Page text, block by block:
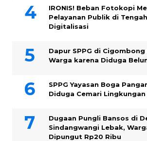
IRONIS! Beban Fotokopi
Pelayanan Publik di
Digitalisasi
Dapur SPPG di
Warga karena Diduga
SPPG Yayasan Boga
Diduga Cemari Lingkungan
Dugaan Pungli Bansos di
Sindangwangi Lebak,
Dipungut Rp20 Ribu